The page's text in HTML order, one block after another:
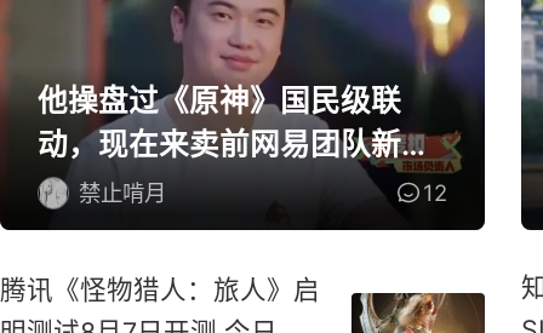
他操盘过《原神》国民级联
动，现在来卖前网易团队新作
了 禁止啃月 12
腾讯《怪物猎人：旅人》启